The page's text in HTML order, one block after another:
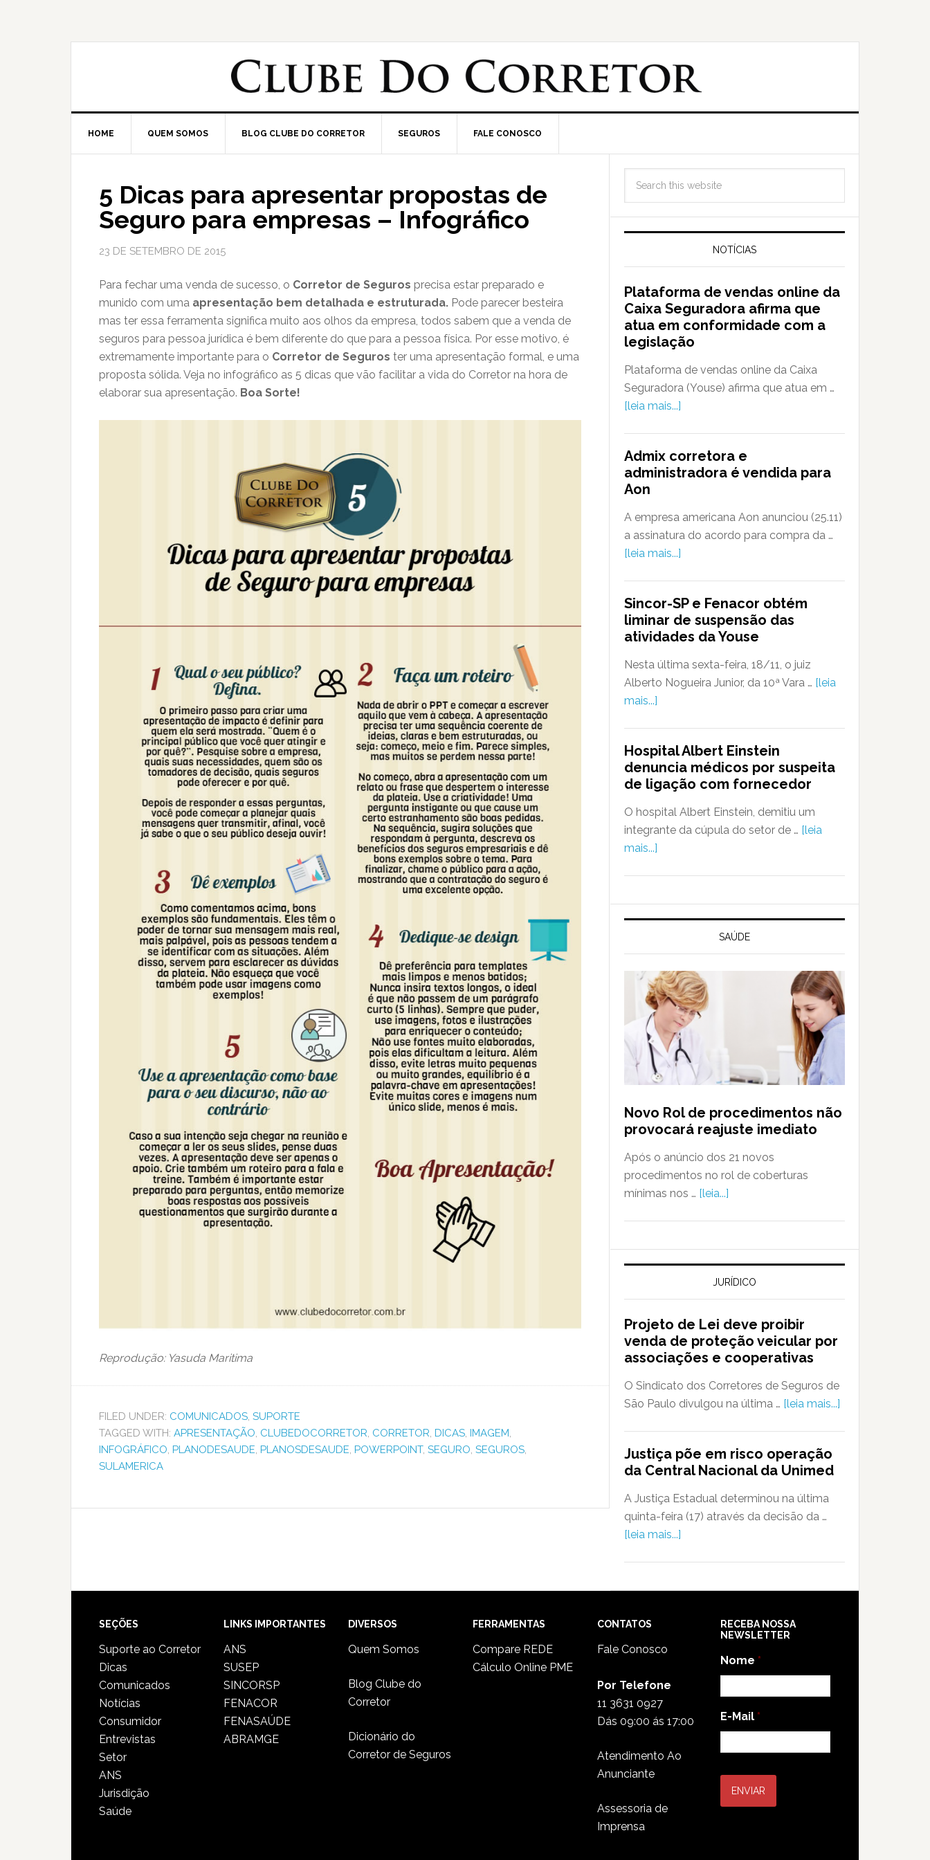
HOME QUEM SOMOS BLOG CLUBE DO CORRETOR SEGUROS FALE CONOSCO
5 Dicas para apresentar propostas de
Seguro para empresas – Infográfico
23 DE SETEMBRO DE 2015
Para fechar uma venda de sucesso, o Corretor de Seguros precisa estar preparado e
munido com uma apresentação bem detalhada e estruturada. Pode parecer besteira
mas ter essa ferramenta significa muito aos olhos da empresa, todos sabem que a venda de
seguros para pessoa jurídica é bem diferente do que para a pessoa física. Por esse motivo, é
extremamente importante para o Corretor de Seguros ter uma apresentação formal, e uma
proposta sólida. Veja no infográfico as 5 dicas que vão facilitar a vida do Corretor na hora de
elaborar sua apresentação. Boa Sorte!
Reprodução: Yasuda Maritima
FILED UNDER: COMUNICADOS, SUPORTE
TAGGED WITH: APRESENTAÇÃO, CLUBEDOCORRETOR, CORRETOR, DICAS, IMAGEM,
INFOGRÁFICO, PLANODESAUDE, PLANOSDESAUDE, POWERPOINT, SEGURO, SEGUROS,
SULAMERICA
NOTÍCIAS
Plataforma de vendas online da
Caixa Seguradora afirma que
atua em conformidade com a
legislação
Plataforma de vendas online da Caixa
Seguradora (Youse) afirma que atua em …
[leia mais...]
Admix corretora e
administradora é vendida para
Aon
A empresa americana Aon anunciou (25.11)
a assinatura do acordo para compra da …
[leia mais...]
Sincor-SP e Fenacor obtém
liminar de suspensão das
atividades da Youse
Nesta última sexta-feira, 18/11, o juiz
Alberto Nogueira Junior, da 10ª Vara … [leia
mais...]
Hospital Albert Einstein
denuncia médicos por suspeita
de ligação com fornecedor
O hospital Albert Einstein, demitiu um
integrante da cúpula do setor de … [leia
mais...]
SAÚDE
Novo Rol de procedimentos não
provocará reajuste imediato
Após o anúncio dos 21 novos
procedimentos no rol de coberturas
mínimas nos … [leia...]
JURÍDICO
Projeto de Lei deve proibir
venda de proteção veicular por
associações e cooperativas
O Sindicato dos Corretores de Seguros de
São Paulo divulgou na última … [leia mais...]
Justiça põe em risco operação
da Central Nacional da Unimed
A Justiça Estadual determinou na última
quinta-feira (17) através da decisão da …
[leia mais...]
SEÇÕES
Suporte ao Corretor
Dicas
Comunicados
Notícias
Consumidor
Entrevistas
Setor
ANS
Jurisdição
Saúde
LINKS IMPORTANTES
ANS
SUSEP
SINCORSP
FENACOR
FENASAÚDE
ABRAMGE
DIVERSOS
Quem Somos
Blog Clube do
Corretor
Dicionário do
Corretor de Seguros
FERRAMENTAS
Compare REDE
Cálculo Online PME
CONTATOS
Fale Conosco
Por Telefone
11 3631 0927
Dás 09:00 ás 17:00
Atendimento Ao
Anunciante
Assessoria de
Imprensa
RECEBA NOSSA
NEWSLETTER
Nome *
E-Mail *